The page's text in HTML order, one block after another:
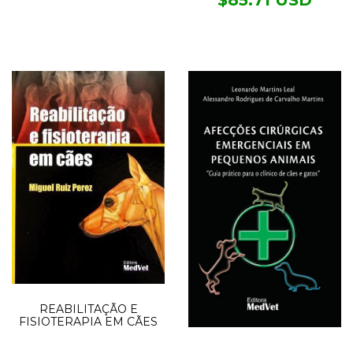
REABILITAÇÃO E
FISIOTERAPIA EM CÃES